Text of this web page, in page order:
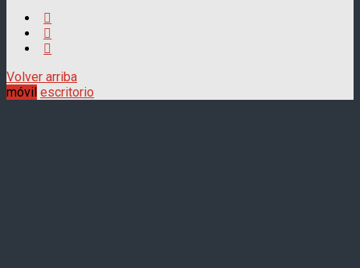
Volver arriba
móvil escritorio